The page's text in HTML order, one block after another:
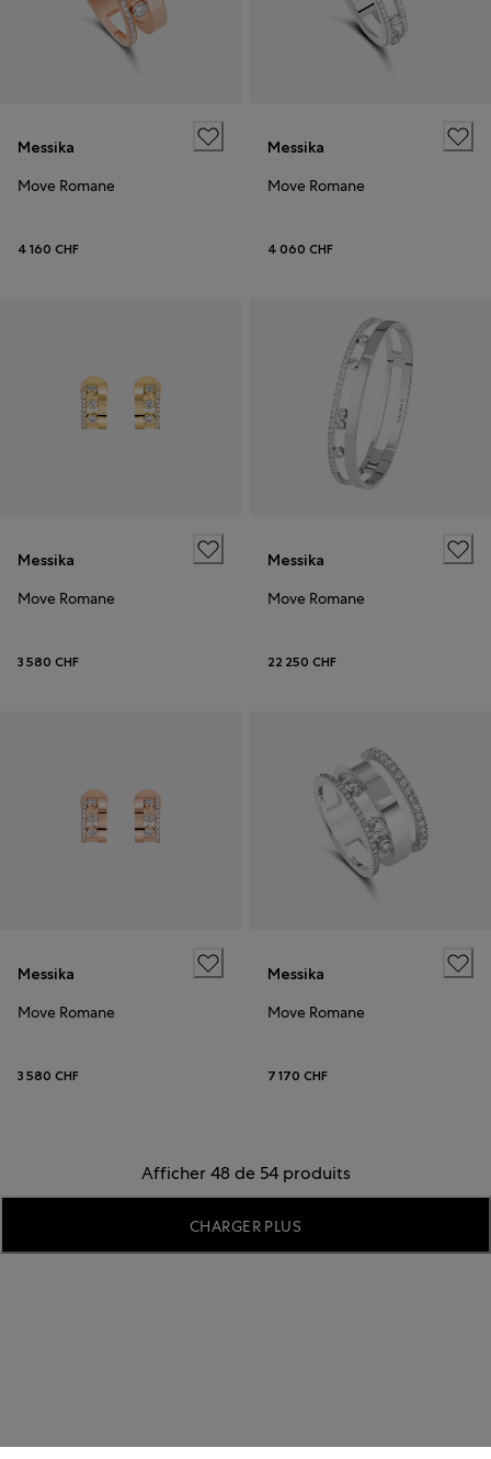
Messika
Move Romane
4 160 CHF
Messika
Move Romane
4 060 CHF
Messika
Move Romane
3 580 CHF
Messika
Move Romane
22 250 CHF
Messika
Move Romane
3 580 CHF
Messika
Move Romane
7 170 CHF
Afficher 48 de 54 produits
CHARGER PLUS